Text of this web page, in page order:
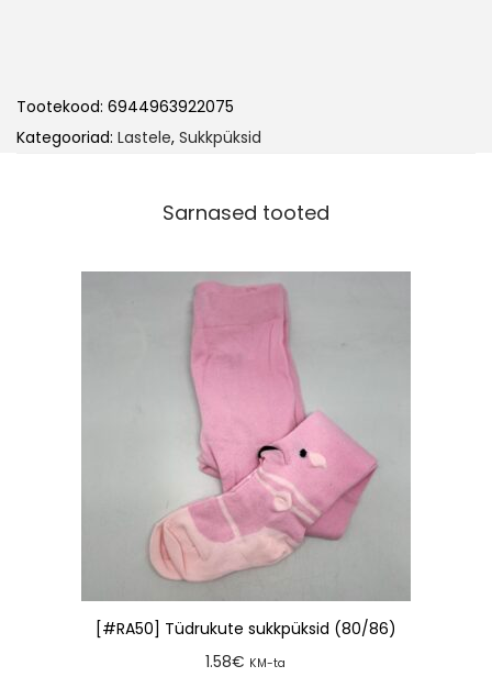
Tootekood: 6944963922075
Kategooriad: Lastele, Sukkpüksid
Sarnased tooted
[#RA50] Tüdrukute sukkpüksid (80/86)
1.58€ KM-ta